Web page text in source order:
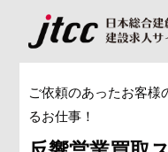
ご依頼のあったお客様
るお仕事！